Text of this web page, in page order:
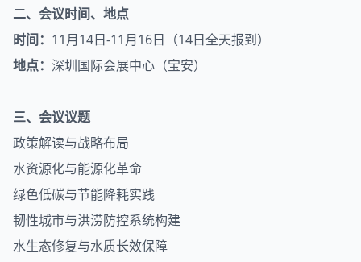
二、会议时间、地点
时间： 11月14日-11月16日（14日全天报到）
地点： 深圳国际会展中心（宝安）
三、会议议题
政策解读与战略布局
水资源化与能源化革命
绿色低碳与节能降耗实践
韧性城市与洪涝防控系统构建
水生态修复与水质长效保障